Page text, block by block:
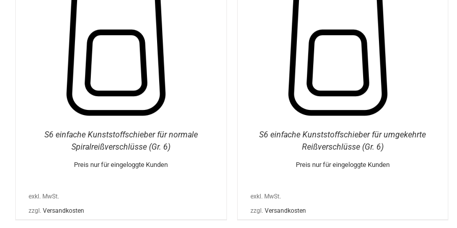
S6 einfache Kunststoffschieber für normale
Spiralreißverschlüsse (Gr. 6)
Preis nur für eingeloggte Kunden
exkl. MwSt.
zzgl. Versandkosten
MEHRERE
VARIANTEN
AUF.
DIE
OPTIONEN
KÖNNEN
AUF
DER
PRODUKTSEITE
GEWÄHLT
WERDEN
S6 einfache Kunststoffschieber für umgekehrte
Reißverschlüsse (Gr. 6)
Preis nur für eingeloggte Kunden
exkl. MwSt.
zzgl. Versandkosten
OPTIONEN
KÖNNEN
AUF
DER
PRODUKTSEITE
GEWÄHLT
WERDEN